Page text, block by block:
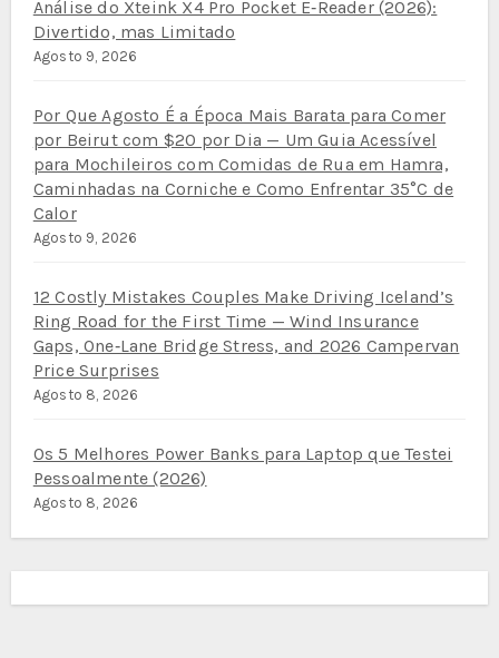
Análise do Xteink X4 Pro Pocket E‑Reader (2026):
Divertido, mas Limitado
Agosto 9, 2026
Por Que Agosto É a Época Mais Barata para Comer
por Beirut com $20 por Dia — Um Guia Acessível
para Mochileiros com Comidas de Rua em Hamra,
Caminhadas na Corniche e Como Enfrentar 35°C de
Calor
Agosto 9, 2026
12 Costly Mistakes Couples Make Driving Iceland’s
Ring Road for the First Time — Wind Insurance
Gaps, One‑Lane Bridge Stress, and 2026 Campervan
Price Surprises
Agosto 8, 2026
Os 5 Melhores Power Banks para Laptop que Testei
Pessoalmente (2026)
Agosto 8, 2026